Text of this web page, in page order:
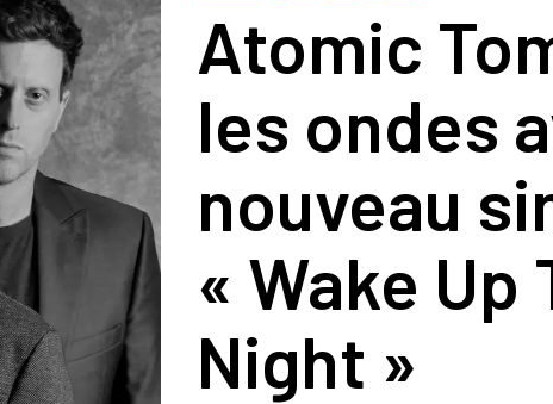
Atomic
les ondes
nouveau
« Wake Up
Night »